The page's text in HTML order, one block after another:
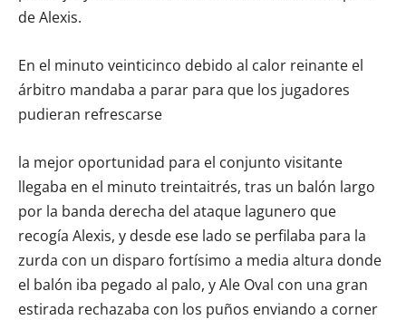
de Alexis.
En el minuto veinticinco debido al calor reinante el
árbitro mandaba a parar para que los jugadores
pudieran refrescarse
la mejor oportunidad para el conjunto visitante
llegaba en el minuto treintaitrés, tras un balón largo
por la banda derecha del ataque lagunero que
recogía Alexis, y desde ese lado se perfilaba para la
zurda con un disparo fortísimo a media altura donde
el balón iba pegado al palo, y Ale Oval con una gran
estirada rechazaba con los puños enviando a corner